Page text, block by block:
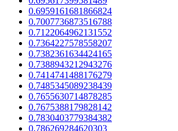
0.6959161681866824
0.7007736873516788
0.7122064962131552
0.7364227578558207
0.7382361634424165
0.7388943212943276
0.7414741488176279
0.7485345089238439
0.7655630714878285
0.7675388179828142
0.7830403779384382
0.786269284620303